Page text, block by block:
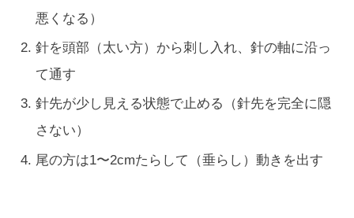
悪くなる）
針を頭部（太い方）から刺し入れ、針の軸に沿っ
て通す
針先が少し見える状態で止める（針先を完全に隠
さない）
尾の方は1〜2cmたらして（垂らし）動きを出す